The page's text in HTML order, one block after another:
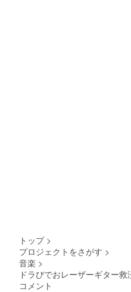
トップ >
プロジェクトをさがす >
音楽 >
ドラびでおレーザーギター救
コメント